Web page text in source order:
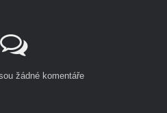
žádné komentáře